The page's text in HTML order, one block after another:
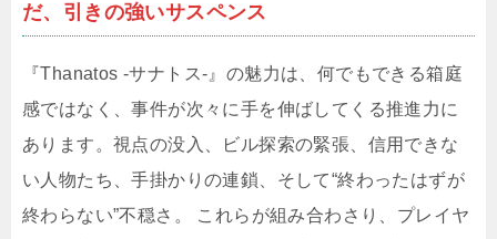
だ、引きの強いサスペンス
『Thanatos -サナトス-』の魅力は、何でもできる箱庭
感ではなく、事件が次々に手を伸ばしてくる推進力に
あります。視点の没入、ビル探索の緊張、信用できな
い人物たち、手掛かりの連鎖、そして“終わったはずが
終わらない”不穏さ。 これらが組み合わさり、プレイヤ